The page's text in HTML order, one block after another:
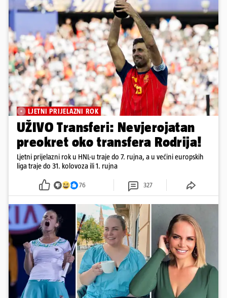
LJETNI PRIJELAZNI ROK
UŽIVO Transferi: Nevjerojatan
preokret oko transfera Rodrija!
Ljetni prijelazni rok u HNL-u traje do 7. rujna, a u većini europskih
liga traje do 31. kolovoza ili 1. rujna
76 327